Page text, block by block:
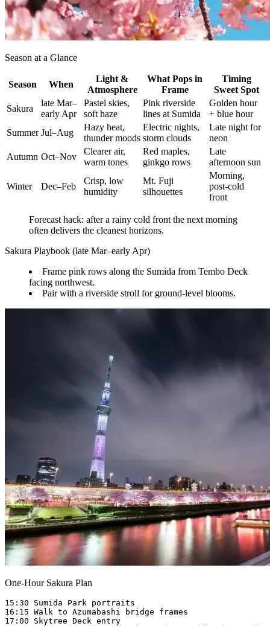
Season at a Glance
Season When
Light &
Atmosphere
What Pops in
Frame
Timing
Sweet Spot
Sakura
late Mar–
early Apr
Pastel skies,
soft haze
Pink riverside
lines at Sumida
Golden hour
+ blue hour
Summer Jul–Aug
Hazy heat,
thunder moods
Electric nights,
storm clouds
Late night for
neon
Autumn Oct–Nov
Clearer air,
warm tones
Red maples,
ginkgo rows
Late
afternoon sun
Winter Dec–Feb
Crisp, low
humidity
Mt. Fuji
silhouettes
Morning,
post-cold
front
Forecast hack: after a rainy cold front the next morning
often delivers the cleanest horizons.
Sakura Playbook (late Mar–early Apr)
Frame pink rows along the Sumida from Tembo Deck
facing northwest.
Pair with a riverside stroll for ground-level blooms.
One-Hour Sakura Plan
15:30 Sumida Park portraits
16:15 Walk to Azumabashi bridge frames
17:00 Skytree Deck entry